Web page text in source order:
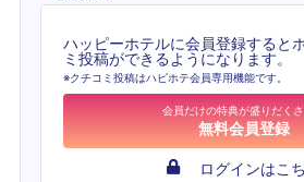
ハッピーホテルに会員登録すると
ミ投稿ができるようになります。
※クチコミ投稿はハピホテ会員専用機能です。
会員だけの特典が盛りだくさ
無料会員登録
ログインはこ